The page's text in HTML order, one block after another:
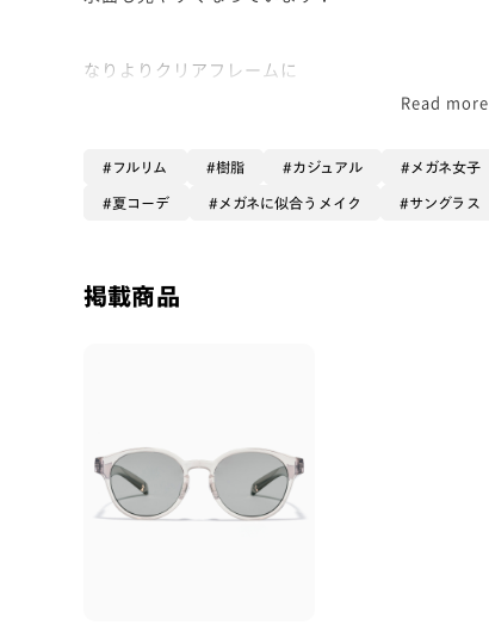
なりよりクリアフレームに
濃すぎないブラウンレンズの組み合わせが
これは良い！！☺️素敵😆
とこの色の組み合わせ
丁番には
かけ心地の良い360°全方位可動ヒンジが使われて
いますので、きつくなりづらく
Read more
フルリム 樹脂 カジュアル メガネ女子
夏コーデ メガネに似合うメイク サングラス
掲載商品